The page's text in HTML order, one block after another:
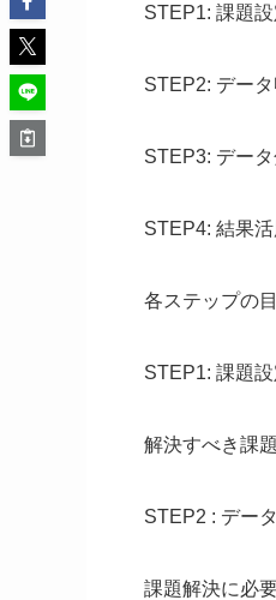
STEP1: 課題設
STEP2: デー
STEP3: デー
STEP4: 結果活
各ステップの
STEP1: 課題設
解決すべき課
STEP2 : デー
課題解決に必